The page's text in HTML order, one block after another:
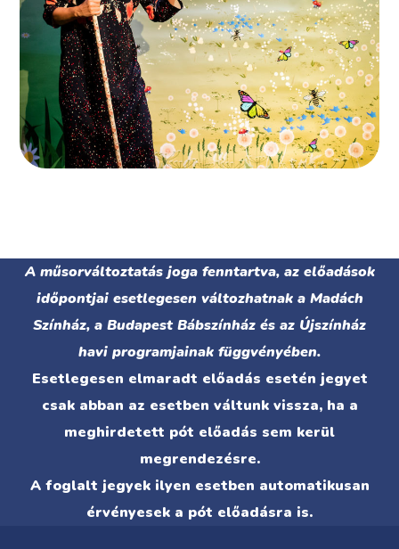
A műsorváltoztatás joga fenntartva, az előadások
időpontjai esetlegesen változhatnak a Madách
Színház, a Budapest Bábszínház és az Újszínház
havi programjainak függvényében.
Esetlegesen elmaradt előadás esetén jegyet
csak abban az esetben váltunk vissza, ha a
meghirdetett pót előadás sem kerül
megrendezésre.
A foglalt jegyek ilyen esetben automatikusan
érvényesek a pót előadásra is.